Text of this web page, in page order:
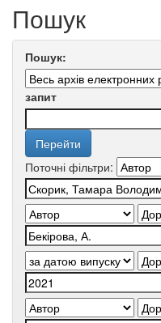
Пошук
Пошук:
запит
Поточні фільтри: